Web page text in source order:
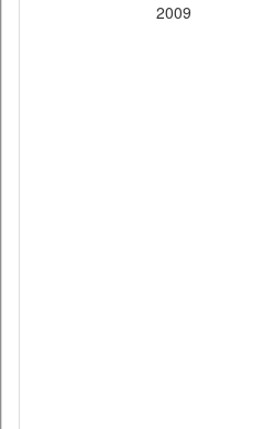
2009